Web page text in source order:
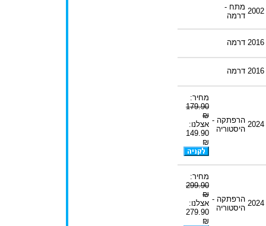
2002 מתח -
דרמה
2016 דרמה
2016 דרמה
2024 הרפתקה -
היסטוריה
מחיר:
179.90
₪
אצלנו:
149.90
₪
2024 הרפתקה -
היסטוריה
מחיר:
299.90
₪
אצלנו:
279.90
₪